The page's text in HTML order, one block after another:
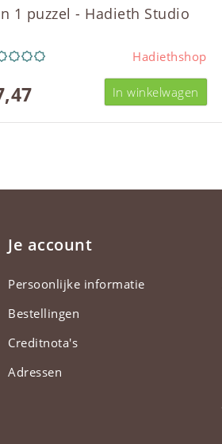
1 puzzel - Hadieth Studio
Hadiethshop
In winkelwagen
Je account
Persoonlijke informatie
Bestellingen
Creditnota's
Adressen